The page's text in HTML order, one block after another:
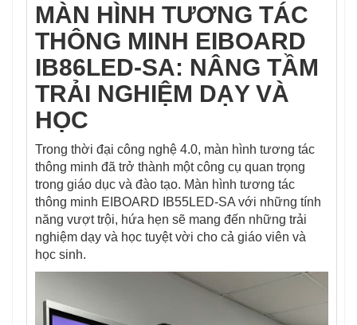
MÀN HÌNH TƯƠNG TÁC
THÔNG MINH EIBOARD
IB86LED-SA: NÂNG TẦM
TRẢI NGHIỆM DẠY VÀ
HỌC
Trong thời đại công nghệ 4.0, màn hình tương tác
thông minh đã trở thành một công cụ quan trọng
trong giáo dục và đào tạo. Màn hình tương tác
thông minh EIBOARD IB55LED-SA với những tính
năng vượt trội, hứa hẹn sẽ mang đến những trải
nghiệm dạy và học tuyệt vời cho cả giáo viên và
học sinh.